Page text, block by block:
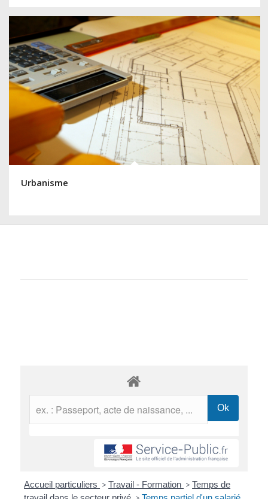
Urbanisme
Accueil particuliers > Travail - Formation > Temps de